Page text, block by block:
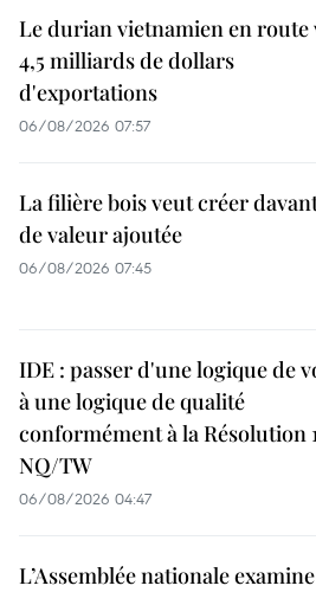
Le durian vietnamien en route
4,5 milliards de dollars
d'exportations
06/08/2026 07:57
La filière bois veut créer
de valeur ajoutée
06/08/2026 07:45
IDE : passer d'une logique de
à une logique de qualité
conformément à la Résolution
NQ/TW
06/08/2026 04:47
L’Assemblée nationale